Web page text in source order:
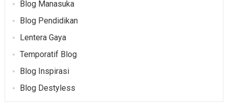
Blog Manasuka
Blog Pendidikan
Lentera Gaya
Temporatif Blog
Blog Inspirasi
Blog Destyless